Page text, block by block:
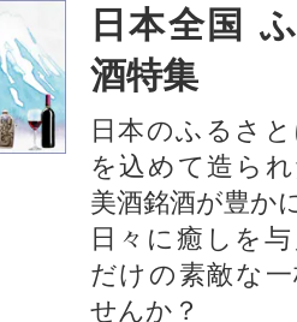
日本全国
酒特集
日本のふるさ
を込めて造ら
美酒銘酒が豊か
日々に癒しを
だけの素敵な
せんか？